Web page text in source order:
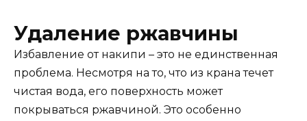
Удаление ржавчины
Избавление от накипи – это не единственная
проблема. Несмотря на то, что из крана течет
чистая вода, его поверхность может
покрываться ржавчиной. Это особенно